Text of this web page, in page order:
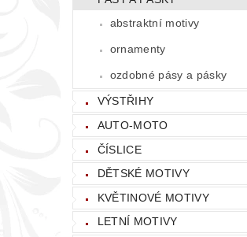
abstraktní motivy
ornamenty
ozdobné pásy a pásky
VÝSTŘIHY
AUTO-MOTO
ČÍSLICE
DĚTSKÉ MOTIVY
KVĚTINOVÉ MOTIVY
LETNÍ MOTIVY